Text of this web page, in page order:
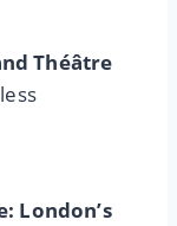
Théâtre
London’s